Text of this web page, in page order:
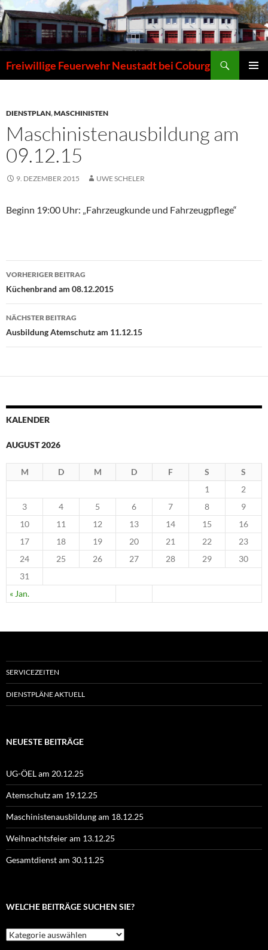
Zum
Inhalt
springen
Freiwillige Feuerwehr Neustadt bei Coburg
DIENSTPLAN,MASCHINISTEN
Maschinistenausbildung am
09.12.15
9. DEZEMBER 2015 UWE SCHELER
Beginn 19:00 Uhr: „Fahrzeugkunde und Fahrzeugpflege“
Beitragsnavigation
VORHERIGER BEITRAG
Küchenbrand am 08.12.2015
NÄCHSTER BEITRAG
Ausbildung Atemschutz am 11.12.15
KALENDER
AUGUST 2026
M D M D F S S
« Jan.
1
2
3
4 5 6 7 8
9
10
11 12 13 14 15
16
17
18 19 20 21 22
23
24
25 26 27 28 29
30
31
SERVICEZEITEN
DIENSTPLÄNE AKTUELL
NEUESTE BEITRÄGE
UG-ÖEL am 20.12.25
Atemschutz am 19.12.25
Maschinistenausbildung am 18.12.25
Weihnachtsfeier am 13.12.25
Gesamtdienst am 30.11.25
WELCHE BEITRÄGE SUCHEN SIE?
Welche
Beiträge